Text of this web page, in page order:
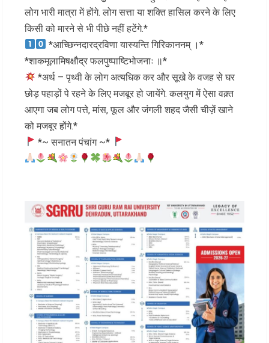
लोग भारी मात्रा में होंगे. लोग सत्ता या शक्ति हासिल करने के लिए
किसी को मारने से भी पीछे नहीं हटेंगे.*
*आच्छिन्नदारद्रविणा यास्यन्ति गिरिकाननम् ।*
*शाकमूलामिषक्षौद्र फलपुष्पाष्टिभोजनाः ॥*
*अर्थ – पृथ्वी के लोग अत्यधिक कर और सूखे के वजह से घर
छोड़ पहाड़ों पे रहने के लिए मजबूर हो जायेंगे. कलयुग में ऐसा वक़्त
आएगा जब लोग पत्ते, मांस, फूल और जंगली शहद जैसी चीज़ें खाने
को मजबूर होंगे.*
*~ सनातन पंचांग ~*